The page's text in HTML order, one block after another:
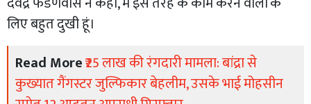
लिए बहुत दुखी हूं।
Read More₹25 लाख की रंगदारी मामला: बांद्रा से
कुख्यात गैंगस्टर जुल्फिकार बेहलीम, उसके भाई मोहसीन